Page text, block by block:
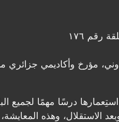
رقم ١٧٦
مؤرخ وأكاديمي
درسًا مهمًا لجميع
الاستقلال، وهذه